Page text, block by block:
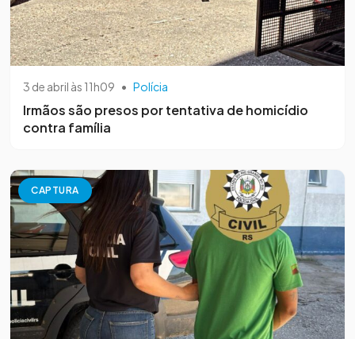
3 de abril às 11h09 • Polícia
Irmãos são presos por tentativa de homicídio
contra família
CAPTURA